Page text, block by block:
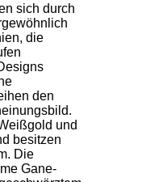
sich durch
die
den
und
besitzen
Die
Gane-